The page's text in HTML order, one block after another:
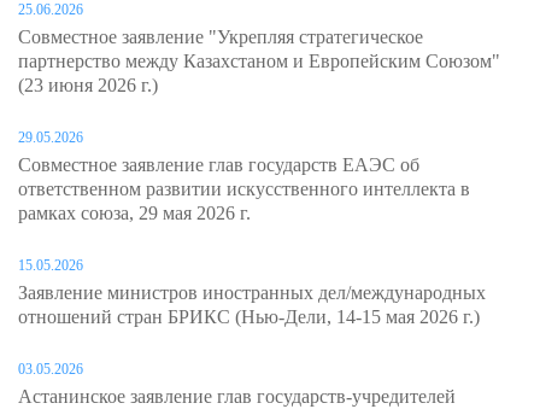
25.06.2026
Совместное заявление "Укрепляя стратегическое
партнерство между Казахстаном и Европейским Союзом"
(23 июня 2026 г.)
29.05.2026
Совместное заявление глав государств ЕАЭС об
ответственном развитии искусственного интеллекта в
рамках союза, 29 мая 2026 г.
15.05.2026
Заявление министров иностранных дел/международных
отношений стран БРИКС (Нью-Дели, 14-15 мая 2026 г.)
03.05.2026
Астанинское заявление глав государств-учредителей